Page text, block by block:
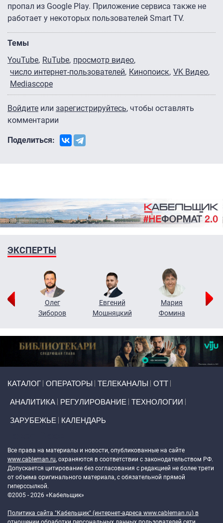
пропал из Google Play. Приложение сервиса также не
работает у некоторых пользователей Smart TV.
Темы
YouTube RuTube просмотр видео
число интернет-пользователей
Кинопоиск VK Видео
Mediascope
Войдите или зарегистрируйтесь, чтобы оставлять
комментарии
Поделиться:
ЭКСПЕРТЫ
Олег
Зиборов
Евгений
Мошняцкий
Мария
Фомина
КАТАЛОГ ОПЕРАТОРЫ ТЕЛЕКАНАЛЫ ОТТ
АНАЛИТИКА РЕГУЛИРОВАНИЕ ТЕХНОЛОГИИ
ЗАРУБЕЖЬЕ КАЛЕНДАРЬ
Все права на материалы и новости, опубликованные на сайте
www.cableman.ru, охраняются в соответствии с законодательством РФ.
Допускается цитирование без согласования с редакцией не более трети
от объема оригинального материала, с обязательной прямой
гиперссылкой.
©2005 - 2026 «Кабельщик»
Политика сайта "Кабельщик" (интернет-адреса www.cableman.ru) в